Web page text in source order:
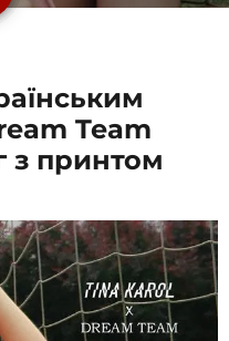
Team
з принтом